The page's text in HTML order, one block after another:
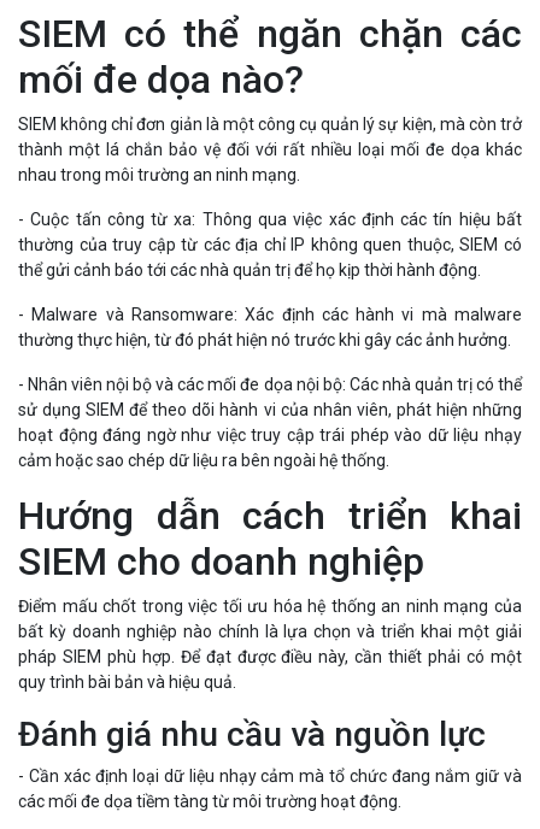
SIEM có thể ngăn chặn các
mối đe dọa nào?
SIEM không chỉ đơn giản là một công cụ quản lý sự kiện, mà còn trở
thành một lá chắn bảo vệ đối với rất nhiều loại mối đe dọa khác
nhau trong môi trường an ninh mạng.
- Cuộc tấn công từ xa: Thông qua việc xác định các tín hiệu bất
thường của truy cập từ các địa chỉ IP không quen thuộc, SIEM có
thể gửi cảnh báo tới các nhà quản trị để họ kịp thời hành động.
- Malware và Ransomware: Xác định các hành vi mà malware
thường thực hiện, từ đó phát hiện nó trước khi gây các ảnh hưởng.
- Nhân viên nội bộ và các mối đe dọa nội bộ: Các nhà quản trị có thể
sử dụng SIEM để theo dõi hành vi của nhân viên, phát hiện những
hoạt động đáng ngờ như việc truy cập trái phép vào dữ liệu nhạy
cảm hoặc sao chép dữ liệu ra bên ngoài hệ thống.
Hướng dẫn cách triển khai
SIEM cho doanh nghiệp
Điểm mấu chốt trong việc tối ưu hóa hệ thống an ninh mạng của
bất kỳ doanh nghiệp nào chính là lựa chọn và triển khai một giải
pháp SIEM phù hợp. Để đạt được điều này, cần thiết phải có một
quy trình bài bản và hiệu quả.
Đánh giá nhu cầu và nguồn lực
- Cần xác định loại dữ liệu nhạy cảm mà tổ chức đang nắm giữ và
các mối đe dọa tiềm tàng từ môi trường hoạt động.